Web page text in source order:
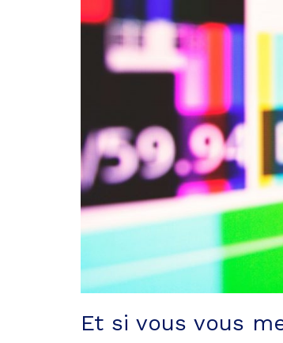
Et si vous vous